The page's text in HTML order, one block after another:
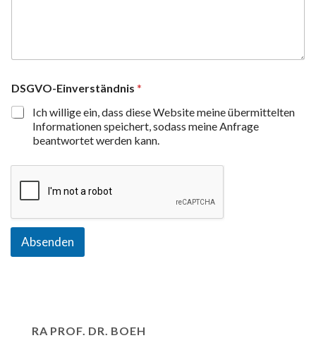
DSGVO-Einverständnis *
Ich willige ein, dass diese Website meine übermittelten
Informationen speichert, sodass meine Anfrage
beantwortet werden kann.
Absenden
RA PROF. DR. BOEH